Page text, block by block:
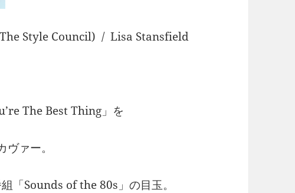
Style Council) / Lisa Stansfield
The Best Thing」を
ァー。
「Sounds of the 80s」の目玉。